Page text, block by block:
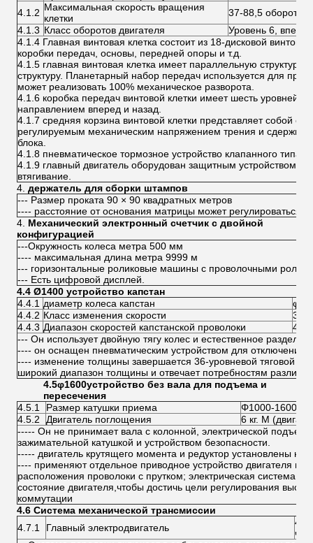
4.1.2 Максимальная скорость вращения
клетки
37-88,5 оборотов
4.1.3 Класс оборотов двигателя
Уровень 6,
4.1.4 Главная винтовая клетка состоит из 18-дисковой
коробки передач, основы, передней опоры и т.д.
4.1.5 главная винтовая клетка имеет параллельную структуру
структуру. Планетарный набор передач используется для
может реализовать 100% механическое разворота.
4.1.6 коробка передач винтовой клетки имеет шесть уровней
направлением вперед и назад.
4.1.7 средняя корзина винтовой клетки представляет собой
регулируемым механическим напряжением трения и
блока.
4.1.8 пневматическое тормозное устройство клапанного типа.
4.1.9 главный двигатель оборудован защитным устройством
втягивание.
держатель для сборки штампов
--- Размер проката 90 × 90 квадратных метров
---- расстояние от основания матрицы может регулироваться
Механический электронный счетчик с двойной
конфигурацией
---Окружность колеса метра 500 мм
---- максимальная длина метра 9999 м
--- горизонтальные роликовые машины с проволочными
--- Есть цифровой дисплей.
4.4 Ø1400 устройство капстан
4.4.1 диаметр колеса капстан
4.4.2 Класс изменения скорости
36
4.4.3 Диапазон скоростей капстанской проволоки
--- Он использует двойную тягу колес и естественное
---- он оснащен пневматическим устройством для отключения
---- изменение толщины завершается 36-уровневой тяговой
широкий диапазон толщины и отвечает потребностям
4.5φ1600устройство без вала для подъема и
пересечения
4.5.1
Размер катушки приема
Φ1000-1600
4.5.2
Двигатель поглощения
6 кг. М
----- Он не принимает вала с колонной, электрической
зажимательной катушкой и устройством безопасности.
----- двигатель крутящего момента и редуктор установлены на
---- применяют отдельное приводное устройство двигателя и
расположения проволоки с прутком; электрическая система
состояние двигателя,чтобы достичь цели регулирования
коммутации
4.6 Система механической трансмиссии
4.7.1
Главный электродвигатель
45